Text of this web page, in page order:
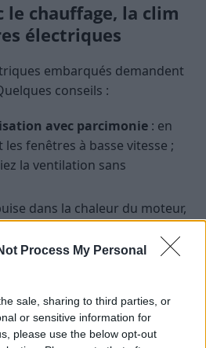
Process My Personal
sale, sharing to third parties, or
or sensitive information for
please use the below opt-out
le chauffage, la clim
électriques
embarqués demandent
conseils :
avec parcimonie : en
fenêtres à basse vitesse ;
la ventilation sans
dans la chaleur du moteur,
inutilement.
inutiles
finit par impacter la